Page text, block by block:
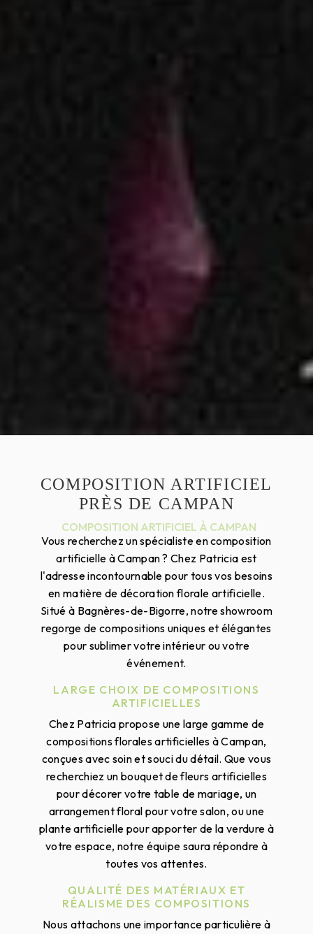
COMPOSITION ARTIFICIEL
PRÈS DE CAMPAN
COMPOSITION ARTIFICIEL À CAMPAN
Vous recherchez un spécialiste en composition
artificielle à Campan ? Chez Patricia est
l'adresse incontournable pour tous vos besoins
en matière de décoration florale artificielle.
Situé à Bagnères-de-Bigorre, notre showroom
regorge de compositions uniques et élégantes
pour sublimer votre intérieur ou votre
événement.
LARGE CHOIX DE COMPOSITIONS
ARTIFICIELLES
Chez Patricia propose une large gamme de
compositions florales artificielles à Campan,
conçues avec soin et souci du détail. Que vous
recherchiez un bouquet de fleurs artificielles
pour décorer votre table de mariage, un
arrangement floral pour votre salon, ou une
plante artificielle pour apporter de la verdure à
votre espace, notre équipe saura répondre à
toutes vos attentes.
QUALITÉ DES MATÉRIAUX ET
RÉALISME DES COMPOSITIONS
Nous attachons une importance particulière à